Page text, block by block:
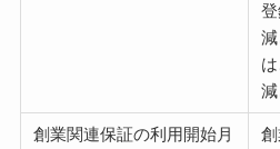
減
創業関連保証の利用開始月